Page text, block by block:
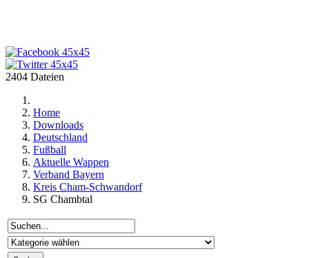
2404 Dateien
Home
Downloads
Deutschland
Fußball
Aktuelle Wappen
Verband Bayern
Kreis Cham-Schwandorf
SG Chambtal